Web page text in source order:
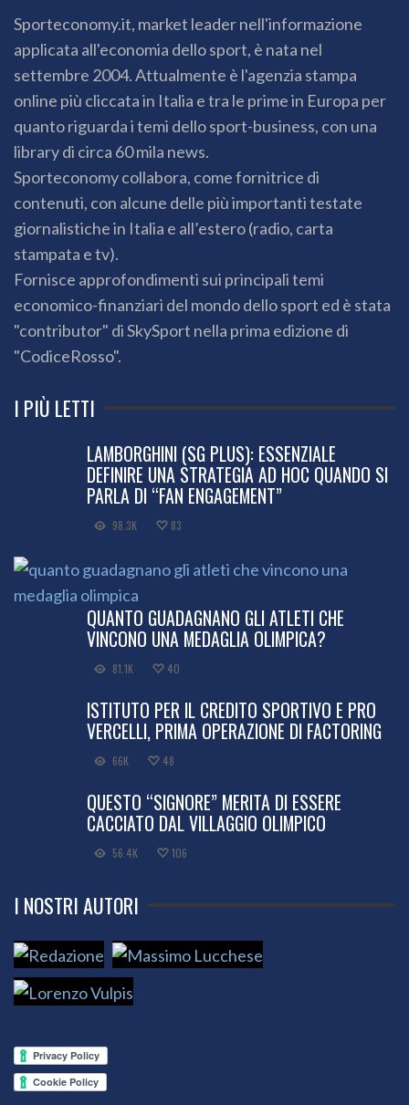
Sporteconomy.it, market leader nell'informazione
applicata all'economia dello sport, è nata nel
settembre 2004. Attualmente è l'agenzia stampa
online più cliccata in Italia e tra le prime in Europa per
quanto riguarda i temi dello sport-business, con una
library di circa 60 mila news.
Sporteconomy collabora, come fornitrice di
contenuti, con alcune delle più importanti testate
giornalistiche in Italia e all’estero (radio, carta
stampata e tv).
Fornisce approfondimenti sui principali temi
economico-finanziari del mondo dello sport ed è stata
"contributor" di SkySport nella prima edizione di
"CodiceRosso".
I PIÙ LETTI
LAMBORGHINI (SG PLUS): ESSENZIALE
DEFINIRE UNA STRATEGIA AD HOC QUANDO SI
PARLA DI “FAN ENGAGEMENT”
98.3K 83
QUANTO GUADAGNANO GLI ATLETI CHE
VINCONO UNA MEDAGLIA OLIMPICA?
81.1K 40
ISTITUTO PER IL CREDITO SPORTIVO E PRO
VERCELLI, PRIMA OPERAZIONE DI FACTORING
66K 48
QUESTO “SIGNORE” MERITA DI ESSERE
CACCIATO DAL VILLAGGIO OLIMPICO
56.4K 106
I NOSTRI AUTORI